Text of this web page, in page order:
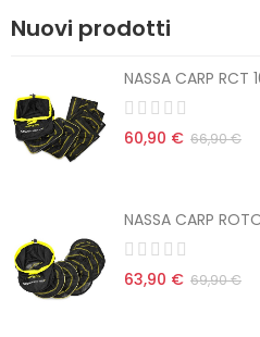
Nuovi prodotti
NASSA CARP RCT
60,90 € 66,90 €
NASSA CARP
63,90 € 69,90 €